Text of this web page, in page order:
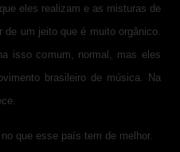
eles realizam e as misturas de
um jeito que é muito orgânico.
isso comum, normal, mas eles
brasileiro de música. Na
que esse país tem de melhor.